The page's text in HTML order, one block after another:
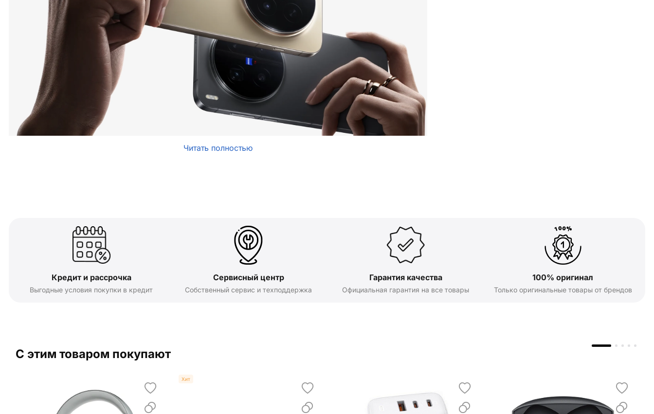
Читать полностью
Кредит и рассрочка
Выгодные условия покупки в кредит
Сервисный центр
Собственный сервис и техподдержка
Гарантия качества
Официальная гарантия на все товары
100% оригинал
Только оригинальные товары от брендов
С этим товаром покупают
Хит